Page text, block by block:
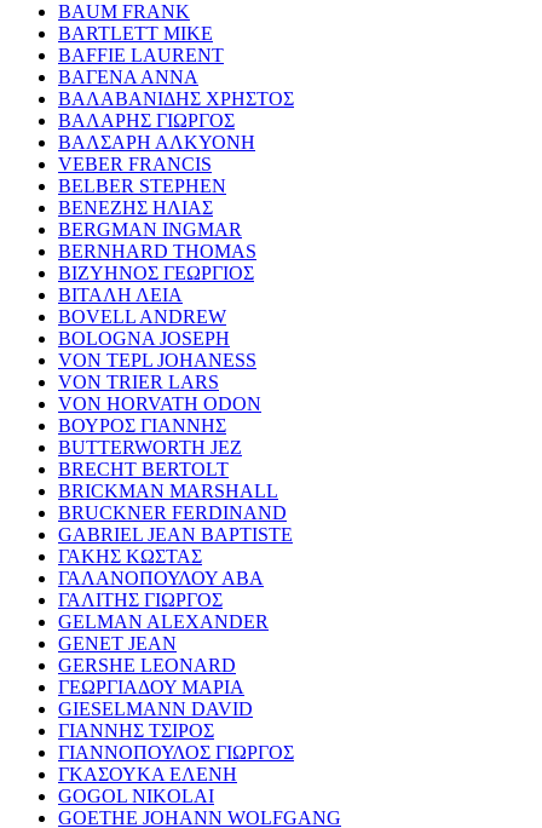
BAUM FRANK
BARTLETT MIKE
BAFFIE LAURENT
ΒΑΓΕΝΑ ΑΝΝΑ
ΒΑΛΑΒΑΝΙΔΗΣ ΧΡΗΣΤΟΣ
ΒΑΛΑΡΗΣ ΓΙΩΡΓΟΣ
ΒΑΛΣΑΡΗ ΑΛΚΥΟΝΗ
VEBER FRANCIS
BELBER STEPHEN
ΒΕΝΕΖΗΣ ΗΛΙΑΣ
BERGMAN INGMAR
BERNHARD THOMAS
ΒΙΖΥΗΝΟΣ ΓΕΩΡΓΙΟΣ
ΒΙΤΑΛΗ ΛΕΙΑ
BOVELL ANDREW
BOLOGNA JOSEPH
VON TEPL JOHANESS
VON TRIER LARS
VON HORVATH ODON
ΒΟΥΡΟΣ ΓΙΑΝΝΗΣ
BUTTERWORTH JEZ
BRECHT BERTOLT
BRICKMAN MARSHALL
BRUCKNER FERDINAND
GABRIEL JEAN BAPTISTE
ΓΑΚΗΣ ΚΩΣΤΑΣ
ΓΑΛΑΝΟΠΟΥΛΟΥ ΑΒΑ
ΓΑΛΙΤΗΣ ΓΙΩΡΓΟΣ
GELMAN ALEXANDER
GENET JEAN
GERSHE LEONARD
ΓΕΩΡΓΙΑΔΟΥ ΜΑΡΙΑ
GIESELMANN DAVID
ΓΙΑΝΝΗΣ ΤΣΙΡΟΣ
ΓΙΑΝΝΟΠΟΥΛΟΣ ΓΙΩΡΓΟΣ
ΓΚΑΣΟΥΚΑ ΕΛΕΝΗ
GOGOL NIKOLAI
GOETHE JOHANN WOLFGANG